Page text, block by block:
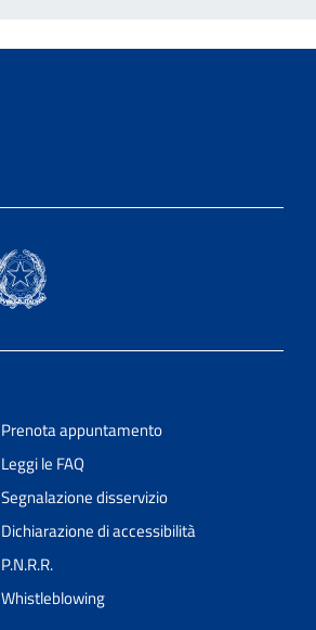
Prenota appuntamento
Leggi le FAQ
Segnalazione disservizio
Dichiarazione di accessibilità
P.N.R.R.
Whistleblowing